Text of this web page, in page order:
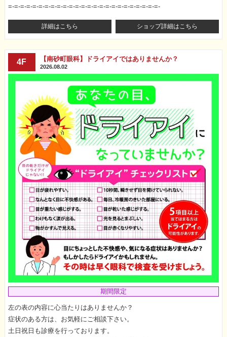
=-=-=-=-=-=-=-=-=-=-=-=-=-=-=-=-=-=-=-=-=-=-=-=-=-
詳細はこちら ショップ詳細はこちら
4F 【南砂町眼科】ドライアイではありませんか？
2026.08.02
期間限定
左の表の内容に心当たりはありませんか？
症状のある方は、お気軽にご相談下さい。
土日祝日も診療を行っております。